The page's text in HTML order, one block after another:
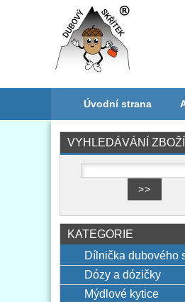
Úvodní strana
VYHLEDÁVÁNÍ ZBOŽÍ
KATEGORIE
Dílnička dubového
Dózy a dózičky
Mýdlové kytice